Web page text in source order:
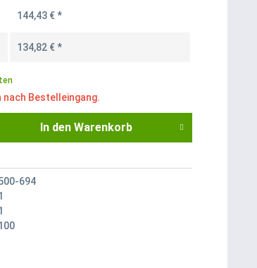
144,43 € *
134,82 € *
nach Bestelleingang.
In den Warenkorb
694